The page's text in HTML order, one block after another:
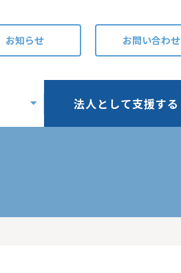
お知らせ お問い合わせ
法人として支援する